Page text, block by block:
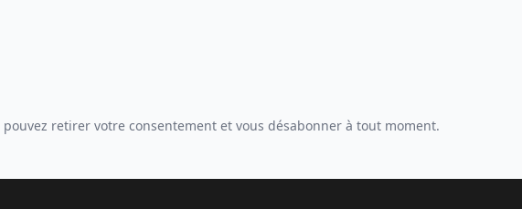
pouvez retirer votre consentement et vous désabonner à tout moment.